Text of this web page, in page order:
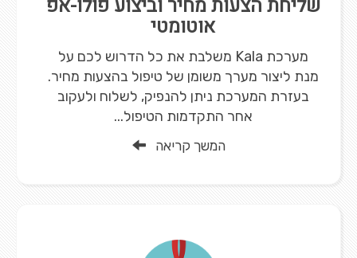
שליחת הצעות מחיר וביצוע פולו-אפ
אוטומטי
מערכת Kala משלבת את כל הדרוש לכם על
מנת ליצור מערך משומן של טיפול בהצעות מחיר.
בעזרת המערכת ניתן להנפיק, לשלוח ולעקוב
אחר התקדמות הטיפול...
המשך קריאה